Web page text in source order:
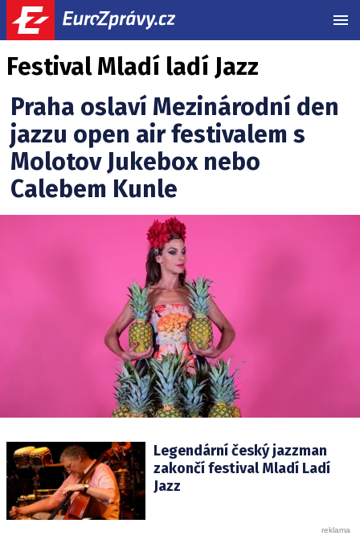
Festival Mladí ladí Jazz
Praha oslaví Mezinárodní den
jazzu open air festivalem s
Molotov Jukebox nebo
Calebem Kunle
Legendární český jazzman
zakončí festival Mladí Ladí
Jazz